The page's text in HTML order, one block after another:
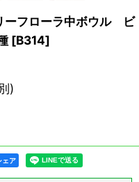
フローラ中ボウル ビ
[B314]
)
ェア